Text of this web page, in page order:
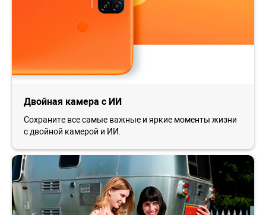
Двойная камера с ИИ
Сохраните все самые важные и яркие моменты жизни
с двойной камерой и ИИ.